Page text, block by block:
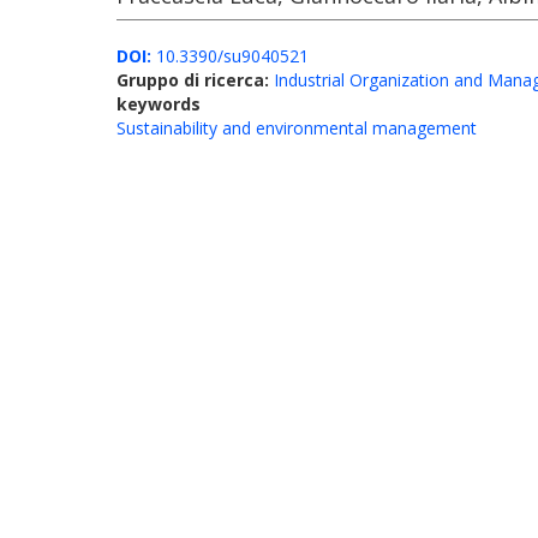
DOI: 10.3390/su9040521
Gruppo di ricerca: Industrial Organization and
keywords
Sustainability and environmental management